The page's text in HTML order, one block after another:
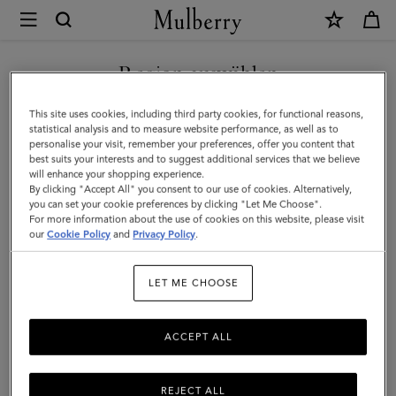
Mulberry
Bayswater
Halskette
|
Vergoldetes
Messing
in
Gold
Region auswählen
Sie befinden sich auf unserer Seite für Österreich, aber wir
haben festgestellt, dass Sie hier sind: Vereinigte Staaten.
SEITE FÜR VEREINIGTE
STAATEN BESUCHEN
AUF FOLGENDER WEBSEITE
FORTFAHREN: ÖSTERREICH
This site uses cookies, including third party cookies, for functional reasons,
statistical analysis and to measure website performance, as well as to
personalise your visit, remember your preferences, offer you content that
best suits your interests and to suggest additional services that we believe
will enhance your shopping experience.
By clicking "Accept All" you consent to our use of cookies. Alternatively,
you can set your cookie preferences by clicking "Let Me Choose".
For more information about the use of cookies on this website, please visit
ourCookie Policy and Privacy Policy.
LET ME CHOOSE
REJECT ALL
ACCEPT ALL